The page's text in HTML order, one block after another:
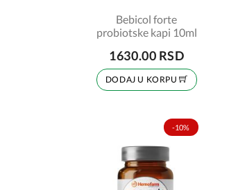
Bebicol forte
probiotske kapi 10ml
1630.00 RSD
DODAJ U KORPU
-10%